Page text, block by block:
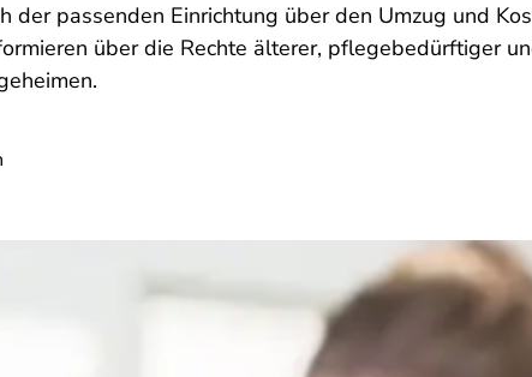
der passenden Einrichtung über den Umzug und
über die Rechte älterer, pflegebedürftiger